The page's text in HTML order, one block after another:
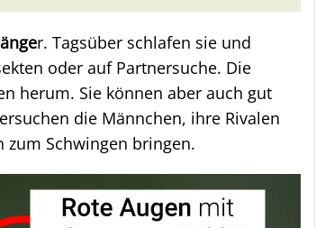
r. Tagsüber schlafen sie und
oder auf Partnersuche. Die
herum. Sie können aber auch gut
die Männchen, ihre Rivalen
zum Schwingen bringen.